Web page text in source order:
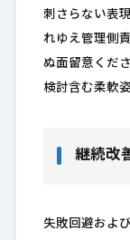
刺さらない表
れゆえ管理側
ぬ面留意くだ
検討含む柔軟
継続改
失敗回避およ